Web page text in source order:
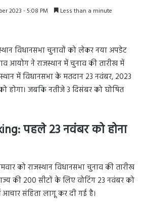
2023 - 5:08 PM Less than a minute
विधानसभा चुनावों को लेकर नया अपडेट
आयोग ने राजस्थान में चुनाव की तारीख में
में विधानसभा के मतदान 23 नवंबर, 2023
होगा। जबकि नतीजे 3 दिसंबर को घोषित
पहले 23 नवंबर को होना
को राजस्थान विधानसभा चुनाव की तारीख
की 200 सीटों के लिए वोटिंग 23 नवंबर को
आचार संहिता लागू कर दी गई है।